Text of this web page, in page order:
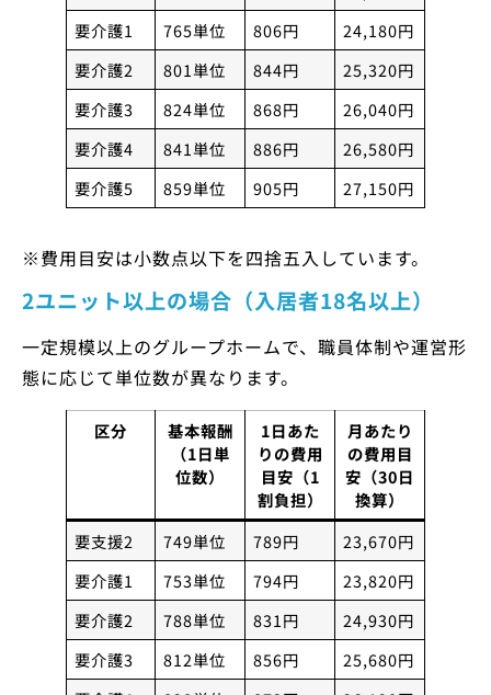
要介護1
765単位 806円
24,180円
要介護2
801単位 844円
25,320円
要介護3
824単位 868円
26,040円
要介護4
841単位 886円
26,580円
要介護5
859単位 905円 27,150円
※費用目安は小数点以下を四捨五入しています。
2ユニット以上の場合（入居者18名以上）
一定規模以上のグループホームで、職員体制や運営形
態に応じて単位数が異なります。
区分
基本報酬
（1日単
位数）
1日あた
りの費用
目安（1
割負担）
月あたり
の費用目
安（30日
換算）
要支援2
749単位 789円
23,670円
要介護1
753単位 794円
23,820円
要介護2
788単位 831円
24,930円
要介護3
812単位 856円
25,680円